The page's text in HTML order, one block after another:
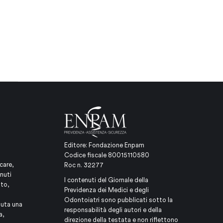
una
Editore: Fondazione Enpam
Codice fiscale 80015110580
Roc n. 32277
I contenuti del Giornale della
Previdenza dei Medici e degli
Odontoiatri sono pubblicati sotto la
responsabilità degli autori e della
direzione della testata e non riflettono